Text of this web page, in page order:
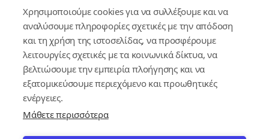
Κέντρο Γνώσης
Πλατφόρμα
Εγγραφή
Για δημοσίους υπαλλήλους
Χρησιμοποιούμε cookies για να συλλέξουμε και να
αναλύσουμε πληροφορίες σχετικές με την απόδοση
και τη χρήση της ιστοσελίδας, να προσφέρουμε
λειτουργίες σχετικές με τα κοινωνικά δίκτυα, να
βελτιώσουμε την εμπειρία πλοήγησης και να
εξατομικεύσουμε περιεχόμενο και προωθητικές
ενέργειες.
Μάθετε περισσότερα